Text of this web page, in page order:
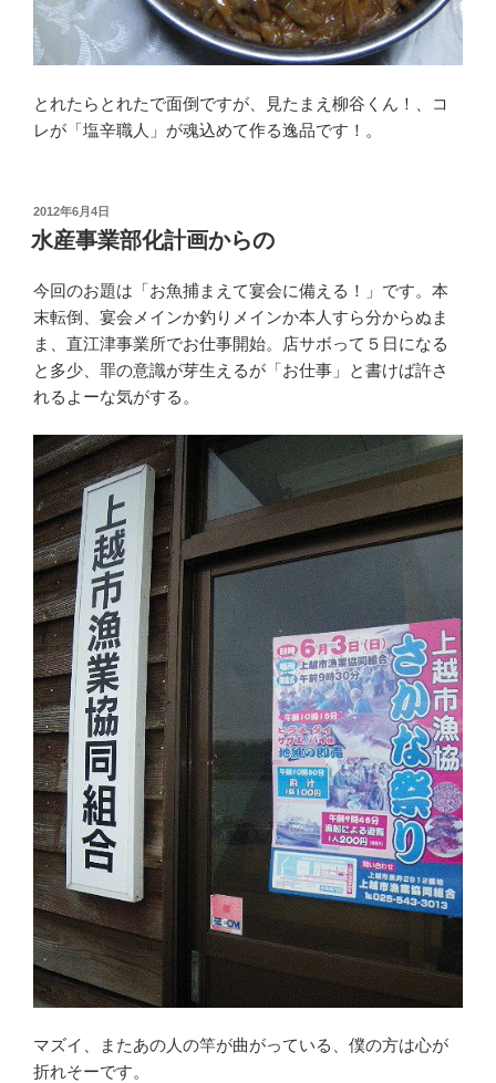
とれたらとれたで面倒ですが、見たまえ柳谷くん！、コ
レが「塩辛職人」が魂込めて作る逸品です！。
投
稿
日:
2012年6月4日
水産事業部化計画からの
今回のお題は「お魚捕まえて宴会に備える！」です。本
末転倒、宴会メインか釣りメインか本人すら分からぬま
ま、直江津事業所でお仕事開始。店サボって５日になる
と多少、罪の意識が芽生えるが「お仕事」と書けば許さ
れるよーな気がする。
マズイ、またあの人の竿が曲がっている、僕の方は心が
折れそーです。